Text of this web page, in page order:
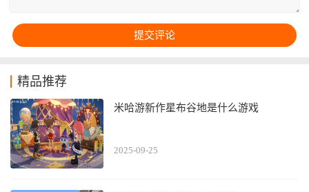
精品推荐
米哈游新作星布谷地是什么游戏
2025-09-25